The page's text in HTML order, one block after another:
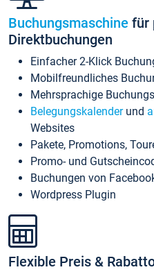
Buchungsmaschine für
Direktbuchungen
Einfacher 2-Klick
Mobilfreundliches
Mehrsprachige
Belegungskalenderund
Websites
Pakete, Promotions,
Promo- und
Buchungen von
Wordpress Plugin
Flexible Preis &